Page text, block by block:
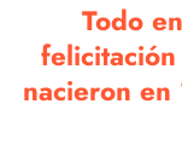
Todo
nacieron en